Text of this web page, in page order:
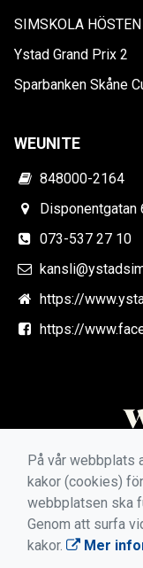
SIMSKOLA
Ystad Grand Prix 2
Sparbanken Skåne
WEUNITE
848000-2164
Disponentgatan
073-537 27 10
https://
https://
På vår webbplats
kakor (cookies)
webbplatsen ska
Genom att surfa
kakor.
Mer